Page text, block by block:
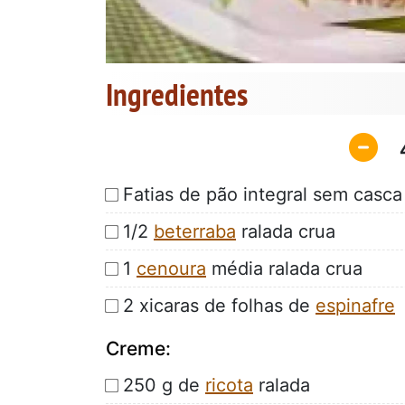
Ingredientes
Fatias de pão integral sem casca
1/2 beterraba ralada crua
1 cenoura média ralada crua
2 xicaras de folhas de espinafre
Creme:
250 g de ricota ralada